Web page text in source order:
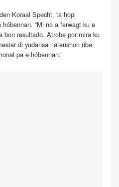
Koraal Specht, ta hopi
“Mi no a ferwagt ku e
bon resultado. Atrobe por mira ku
di yudansa i atenshon riba
pa e hóbennan.”